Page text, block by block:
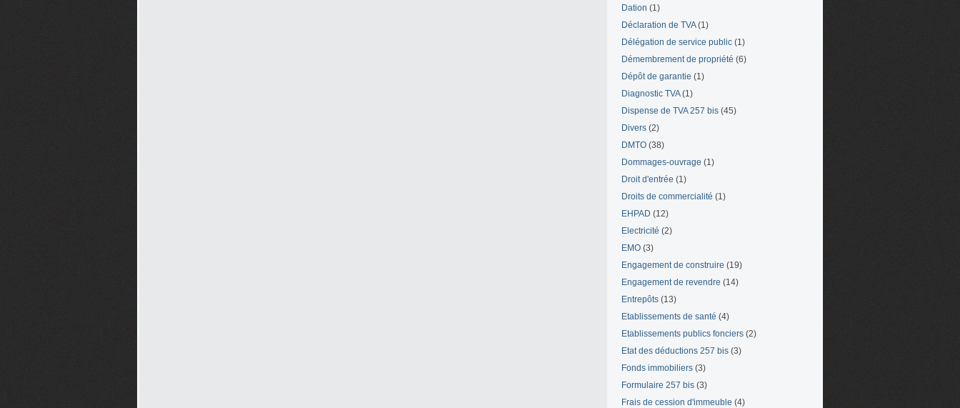
Dation (1)
Déclaration de TVA(1)
Délégation de service public (1)
Démembrement de propriété (6)
Dépôt de garantie (1)
Diagnostic TVA(1)
Dispense de TVA 257 bis (45)
Divers (2)
DMTO (38)
Dommages-ouvrage (1)
Droit d'entrée (1)
Droits de commercialité (1)
EHPAD (12)
Electricité (2)
EMO (3)
Engagement de construire (19)
Engagement de revendre (14)
Entrepôts (13)
Etablissements de santé (4)
Etablissements publics fonciers (2)
Etat des déductions 257 bis (3)
Fonds immobiliers (3)
Formulaire 257 bis (3)
Frais de cession d'immeuble (4)